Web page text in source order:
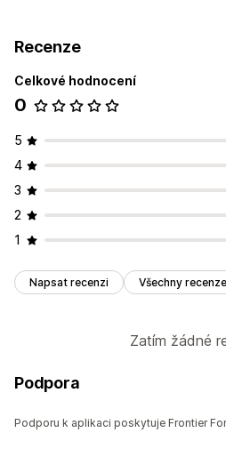
E-mail
Recenze
Celkové hodnocení
0
5
4
3
2
1
Napsat recenzi Všechny recenze
Zatím žádné
Podpora
Podporu k aplikaci poskytuje Frontier